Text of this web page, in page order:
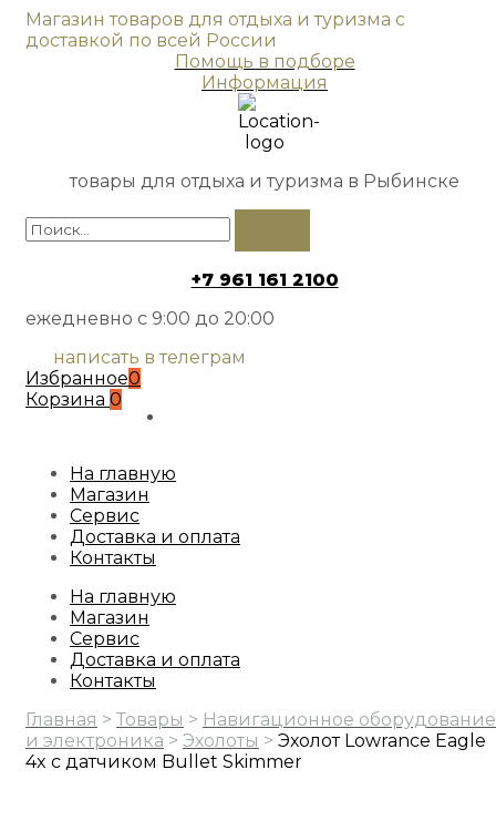
Магазин товаров для отдыха и туризма с
доставкой по всей России
Помощь в подборе
Информация
товары для отдыха и туризма в Рыбинске
+7 961 161 2100
ежедневно с 9:00 до 20:00
написать в телеграм
Избранное0
Корзина 0
На главную
Магазин
Сервис
Доставка и оплата
Контакты
На главную
Магазин
Сервис
Доставка и оплата
Контакты
Главная > Товары > Навигационное оборудование
и электроника > Эхолоты > Эхолот Lowrance Eagle
4x с датчиком Bullet Skimmer